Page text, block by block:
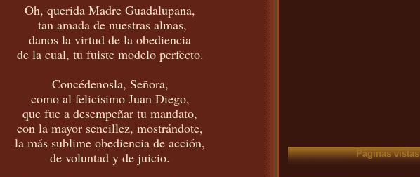
Oh, querida Madre Guadalupana,
tan amada de nuestras almas,
danos la virtud de la obediencia
de la cual, tu fuiste modelo perfecto.
Concédenosla, Señora,
como al felicísimo Juan Diego,
que fue a desempeñar tu mandato,
con la mayor sencillez, mostrándote,
la más sublime obediencia de acción,
de voluntad y de juicio.
Páginas vistas